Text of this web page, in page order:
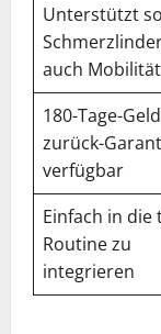
Unterstützt
auch Mobilität
180-Tage-
zurück-
verfügbar
Einfach in die
Routine zu
integrieren